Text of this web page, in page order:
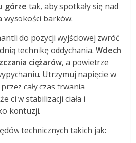
górze tak, aby spotkały się nad
wysokości barków.
do pozycji wyjściowej zwróć
technikę oddychania.Wdech
ciężarów, a powietrze
Utrzymuj napięcie w
cały czas trwania
ci w stabilizacji ciała i
kontuzji.
technicznych takich jak: